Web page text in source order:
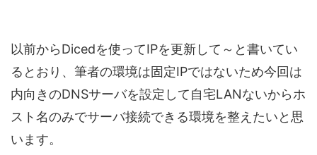
以前からDicedを使ってIPを更新して～と書いてい
るとおり、筆者の環境は固定IPではないため今回は
内向きのDNSサーバを設定して自宅LANないからホ
スト名のみでサーバ接続できる環境を整えたいと思
います。